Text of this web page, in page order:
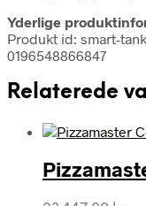
Yderlige
Produkt id: smart-
0196548866847
Relaterede